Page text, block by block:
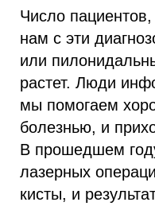
Число
нам с эти
или
растет. Люди
мы помогаем
болезнью, и
В прошедшем
лазерных
кисты, и